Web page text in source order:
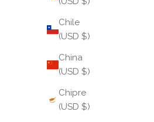
Chile
(USD $)
China
(USD $)
Chipre
(USD $)